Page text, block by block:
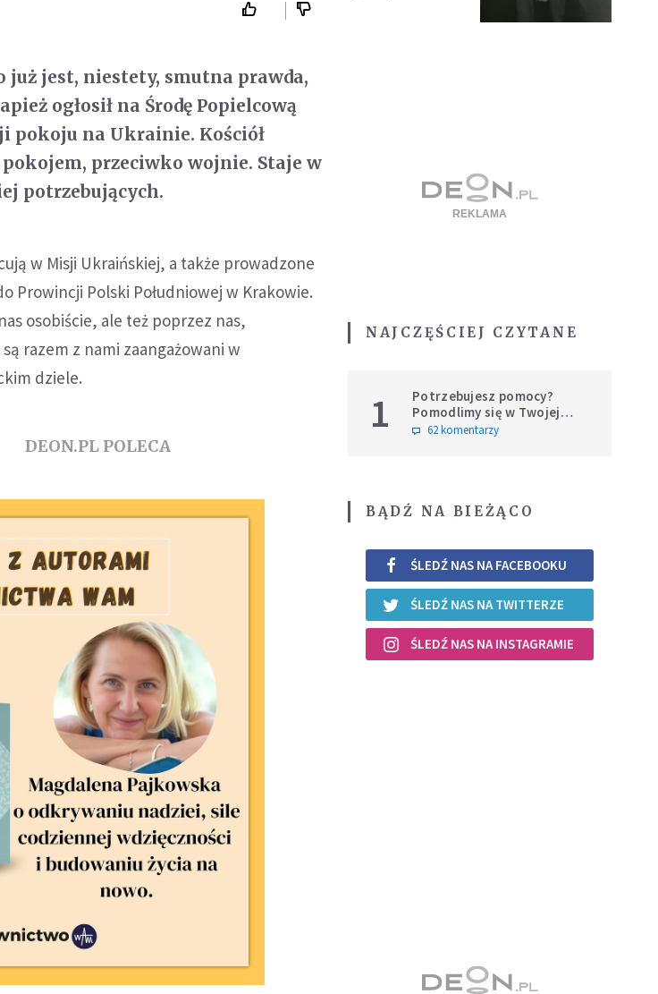
już jest, niestety, smutna prawda,
ogłosił na Środę Popielcową
pokoju na Ukrainie. Kościół
przeciwko wojnie. Staje w
potrzebujących.
w Misji Ukraińskiej, a także prowadzone
Prowincji Polski Południowej w Krakowie.
osobiście, ale też poprzez nas,
razem z nami zaangażowani w
dziele.
DEON.PL POLECA
NAJCZĘŚCIEJ CZYTANE
1
Potrzebujesz pomocy?
Pomodlimy się w Twojej
intencji
62 komentarzy
BĄDŹ NA BIEŻĄCO
ŚLEDŹ NAS NA FACEBOOKU
ŚLEDŹ NAS NA TWITTERZE
ŚLEDŹ NAS NA INSTAGRAMIE